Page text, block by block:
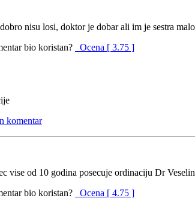
nisu losi, doktor je dobar ali im je sestra
bio koristan?
Ocena [ 3.75 ]
komentar
vise od 10 godina posecuje ordinaciju Dr
bio koristan?
Ocena [ 4.75 ]